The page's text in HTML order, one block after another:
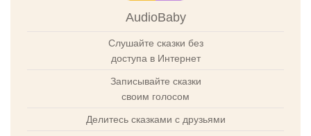
AudioBaby
Слушайте сказки без
доступа в Интернет
Записывайте сказки
своим голосом
Делитесь сказками с друзьями